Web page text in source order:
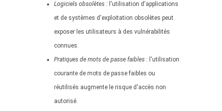
Logiciels obsolètes : l'utilisation d'applications
et de systèmes d'exploitation obsolètes peut
exposer les utilisateurs à des vulnérabilités
connues.
Pratiques de mots de passe faibles : l'utilisation
courante de mots de passe faibles ou
réutilisés augmente le risque d'accès non
autorisé.